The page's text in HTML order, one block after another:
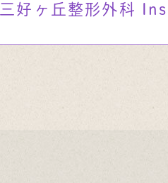
三好ヶ丘整形外科